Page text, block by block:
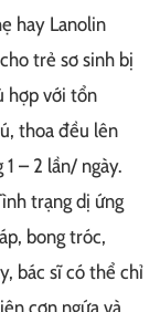
hay Lanolin
trẻ sơ sinh bị
hợp với tổn
thoa đều lên
– 2 lần/ ngày.
trạng dị ứng
bong tróc,
bác sĩ có thể chỉ